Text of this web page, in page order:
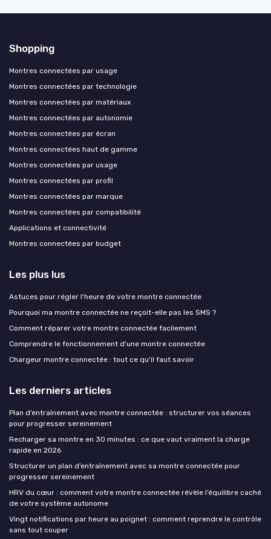
Shopping
Montres connectées par usage
Montres connectées par technologie
Montres connectées par matériaux
Montres connectées par autonomie
Montres connectées par écran
Montres connectées haut de gamme
Montres connectées par usage
Montres connectées par profil
Montres connectées par marque
Montres connectées par compatibilité
Applications et connectivité
Montres connectées par budget
Les plus lus
Astuces pour régler l'heure de votre montre connectée
Pourquoi ma montre connectée ne reçoit-elle pas les SMS ?
Comment réparer votre montre connectée facilement
Comprendre le fonctionnement d'une montre connectée
Chargeur montre connectée : tout ce qu'il faut savoir
Les derniers articles
Plan d’entraînement avec montre connectée : structurer vos séances
pour progresser sereinement
Recharger sa montre en 30 minutes : ce que vaut vraiment la charge
rapide en 2026
Structurer un plan d’entraînement avec sa montre connectée pour
progresser sereinement
HRV du cœur : comment votre montre connectée révèle l’équilibre caché
de votre système autonome
Vingt notifications par heure au poignet : comment reprendre le contrôle
sans tout couper